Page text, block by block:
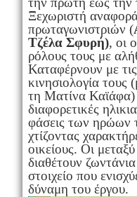
Ξεχωριστή αναφορά
πρωταγωνιστριών (
Τζέλα Σφυρή), οι
ρόλους τους με
Καταφέρνουν με
κινησιολογία τους
τη Ματίνα
διαφορετικές
φάσεις των ηρώων
χτίζοντας
οικείους. Οι
διαθέτουν
στοιχείο που
δύναμη του έργου.